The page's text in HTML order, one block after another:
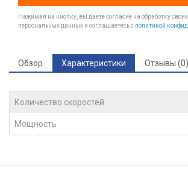
Нажимая на кнопку, вы даете согласие на обработку своих
персональных данных и соглашаетесь с политикой
Обзор Характеристики Отзывы (0)
Количество скоростей
Мощность